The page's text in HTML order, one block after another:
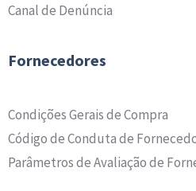
Canal de Denúncia
Fornecedores
Condições Gerais de Compra
Código de Conduta de
Parâmetros de Avaliação de